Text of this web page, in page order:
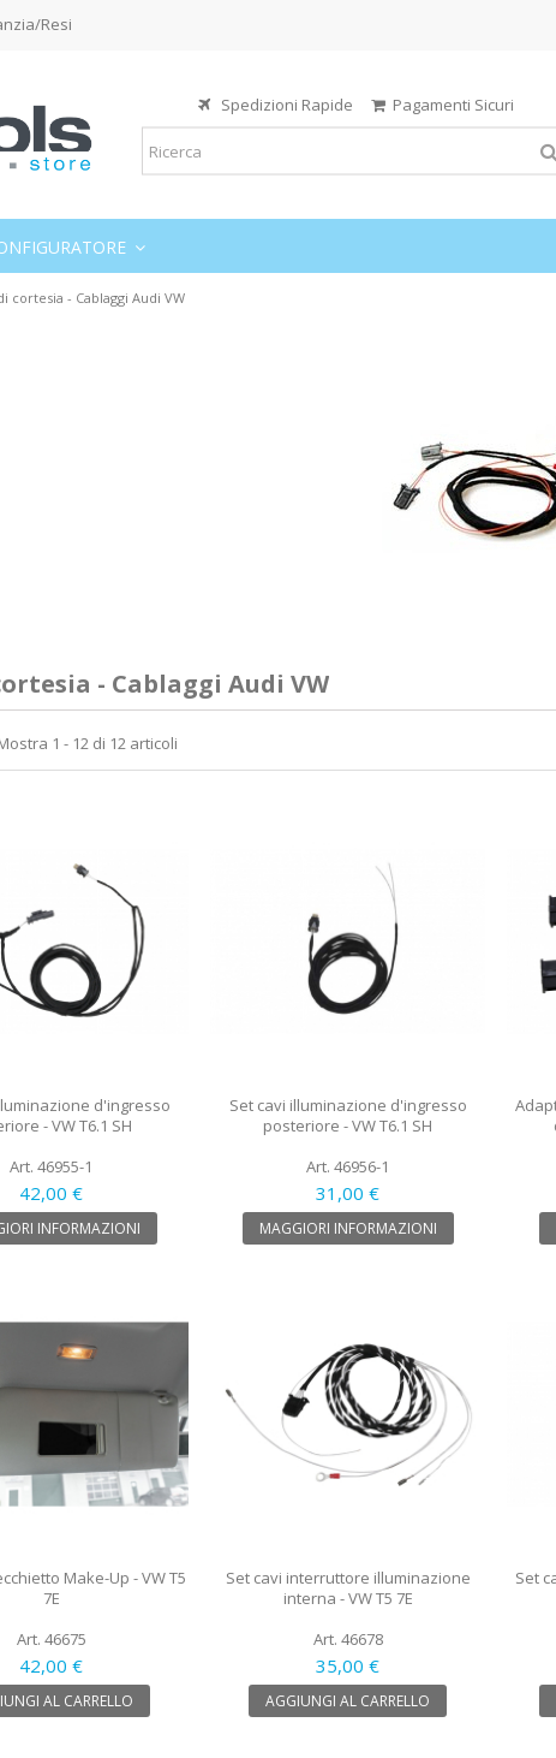
Resi
Spedizioni Rapide Pagamenti Sicuri
cortesia - Cablaggi Audi VW
- Cablaggi Audi VW
1 - 12 di 12 articoli
d'ingresso
- VW T6.1 SH
Art. 46955-1
42,00 €
INFORMAZIONI
Set cavi illuminazione d'ingresso
posteriore - VW T6.1 SH
Art. 46956-1
31,00 €
MAGGIORI INFORMAZIONI
Make-Up - VW T5
7E
Art. 46675
42,00 €
AL CARRELLO
Set cavi interruttore illuminazione
interna - VW T5 7E
Art. 46678
35,00 €
AGGIUNGI AL CARRELLO
Set